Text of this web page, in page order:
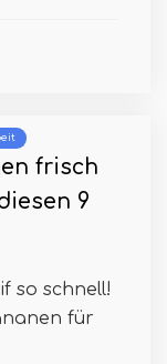
frisch
9
so schnell!
für